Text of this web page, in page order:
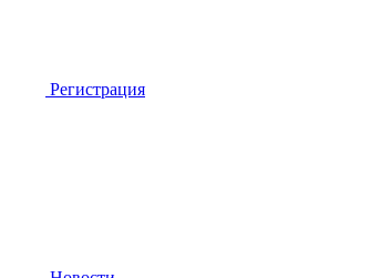
Регистрация